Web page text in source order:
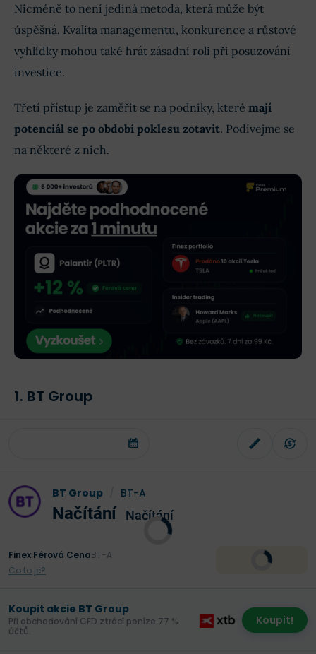
Nicméně to není jediná metoda, která může být
úspěšná. Kvalita managementu, konkurence a růstové
vyhlídky mohou také hrát zásadní roli při posuzování
investice.
Třetí přístup je zaměřit se na podniky, které mají
potenciál se po období poklesu zotavit. Podívejme se
na některé z nich.
1. BT Group
BT Group BT-A
Načítání Načítání
Finex Férová CenaBT-A
Co to je?
Koupit akcie BT Group
Při obchodování CFD ztrácí peníze 77 %
účtů.
Koupit!